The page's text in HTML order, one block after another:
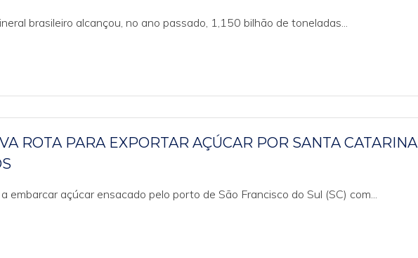
brasileiro alcançou, no ano passado, 1,150 bilhão de toneladas...
ROTA PARA EXPORTAR AÇÚCAR POR SANTA CATARINA
embarcar açúcar ensacado pelo porto de São Francisco do Sul (SC) com...